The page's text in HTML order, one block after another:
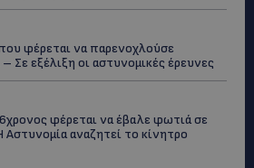
που φέρεται να παρενοχλούσε
Σε εξέλιξη οι αστυνομικές έρευνες
φέρεται να έβαλε φωτιά σε
Αστυνομία αναζητεί το κίνητρο